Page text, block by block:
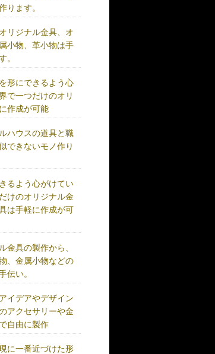
ります。
リジナル金具、オ
小物、革小物は手
。
形にできるよう心
で一つだけのオリ
作成が可能
ハウスの道具と職
できないモノ作り
るよう心がけてい
けのオリジナル金
は手軽に作成が可
金具の製作から、
、金属小物などの
伝い。
イデアやデザイン
アクセサリーや金
自由に製作
に一番近づけた形